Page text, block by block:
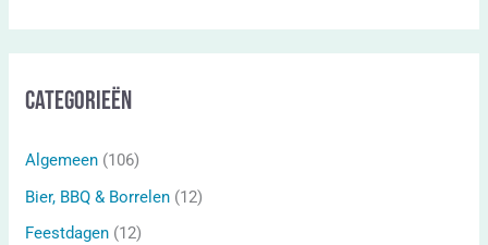
Categorieën
Algemeen (106)
Bier, BBQ & Borrelen (12)
Feestdagen (12)